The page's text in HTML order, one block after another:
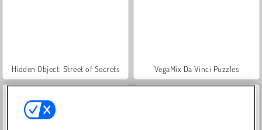
Hidden Object: Street of Secrets VegaMix Da Vinci Puzzles